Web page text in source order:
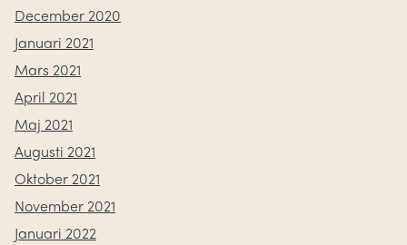
December 2020
Januari 2021
Mars 2021
April 2021
Maj 2021
Augusti 2021
Oktober 2021
November 2021
Januari 2022